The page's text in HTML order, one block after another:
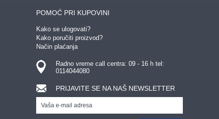
POMOĆ PRI KUPOVINI
Kako se ulogovati?
Kako poručiti proizvod?
Način plaćanja
Radno vreme call centra: 09 - 16 h tel:
0114044080
PRIJAVITE SE NA NAŠ NEWSLETTER